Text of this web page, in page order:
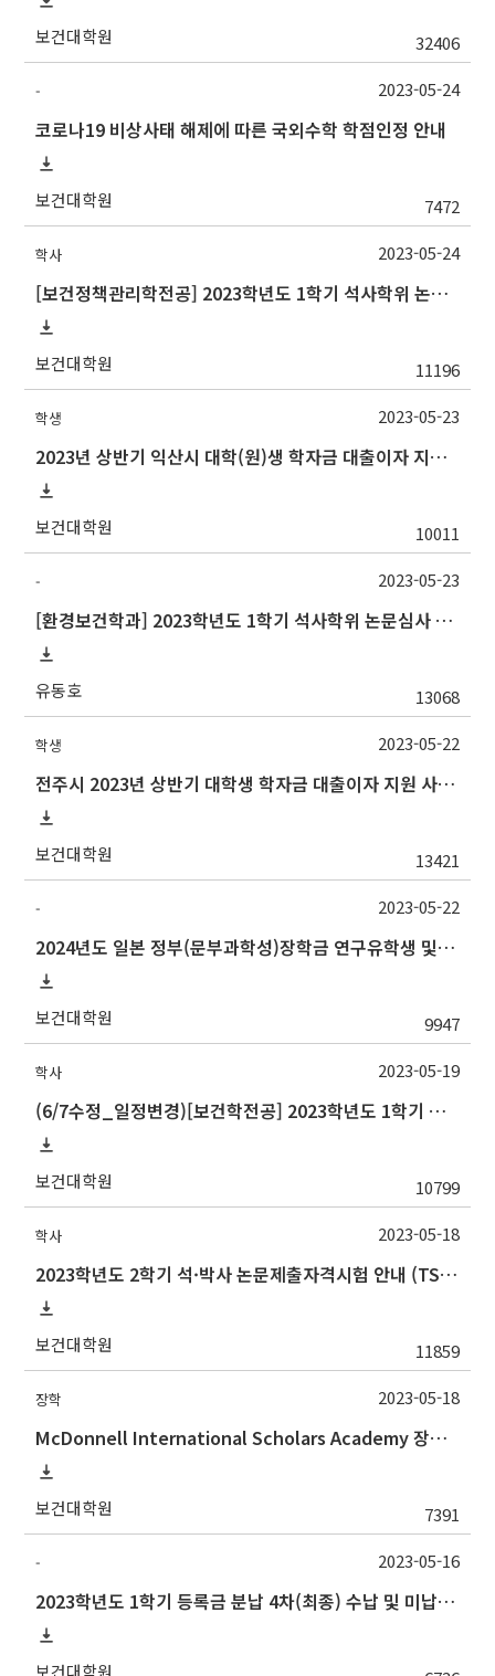
보건대학원 32406
-
코로나19 비상사태 해제에 따른 국외수학 학점인정 안내
보건대학원 7472
2023-05-24
학사
[보건정책관리학전공] 2023학년도 1학기 석사학위 논문심사 일정
보건대학원 11196
2023-05-24
학생
2023년 상반기 익산시 대학(원)생 학자금 대출이자 지원사업 안내
보건대학원 10011
2023-05-23
-
[환경보건학과] 2023학년도 1학기 석사학위 논문심사 일정
유동호 13068
2023-05-23
학생
전주시 2023년 상반기 대학생 학자금 대출이자 지원 사업 안내
보건대학원 13421
2023-05-22
-
2024년도 일본 정부(문부과학성)장학금 연구유학생 및 일한공동고등교육 유학생 교류사업(석사·박사학위 과정) 선발
보건대학원 9947
2023-05-22
학사
(6/7수정_일정변경) [보건학전공] 2023학년도 1학기 석사학위 논문심사 일정
보건대학원 10799
2023-05-19
학사
2023학년도 2학기 석·박사 논문제출자격시험 안내 (TSQ exam: Major and Korean for foreign students)
보건대학원 11859
2023-05-18
장학
McDonnell International Scholars Academy 장학프로그램 설명회
보건대학원 7391
2023-05-18
-
2023학년도 1학기 등록금 분납 4차(최종) 수납 및 미납자 제적 예정 안내
2023-05-16